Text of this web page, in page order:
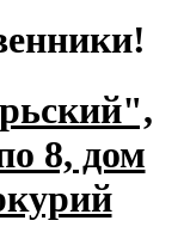
8, дом